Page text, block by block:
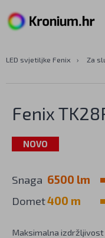
LED svjetiljke Fenix › Za
Fenix
NOVO
Snaga 6500 lm
Domet400 m
Maksimalna izdržljivost